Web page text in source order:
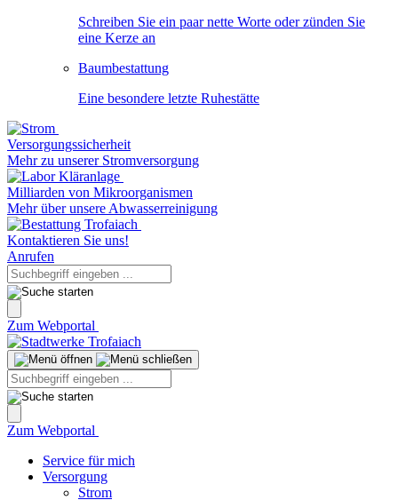
Schreiben Sie ein paar nette Worte oder zünden Sie
eine Kerze an
Baumbestattung
Eine besondere letzte Ruhestätte
Versorgungssicherheit
Mehr zu unserer Stromversorgung
Milliarden von Mikroorganismen
Mehr über unsere Abwasserreinigung
Kontaktieren Sie uns!
Anrufen
Zum Webportal
Zum Webportal
Service für mich
Versorgung
Strom